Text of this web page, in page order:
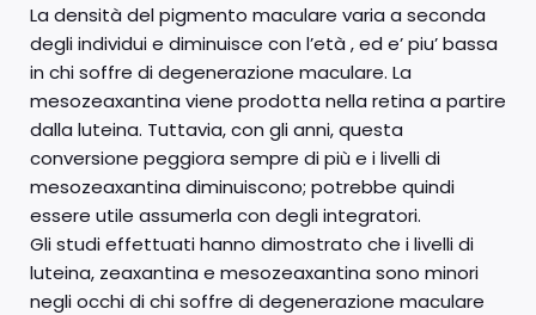
La densità del pigmento maculare varia a seconda
degli individui e diminuisce con l’età , ed e’ piu’ bassa
in chi soffre di degenerazione maculare. La
mesozeaxantina viene prodotta nella retina a partire
dalla luteina. Tuttavia, con gli anni, questa
conversione peggiora sempre di più e i livelli di
mesozeaxantina diminuiscono; potrebbe quindi
essere utile assumerla con degli integratori.
Gli studi effettuati hanno dimostrato che i livelli di
luteina, zeaxantina e mesozeaxantina sono minori
negli occhi di chi soffre di degenerazione maculare